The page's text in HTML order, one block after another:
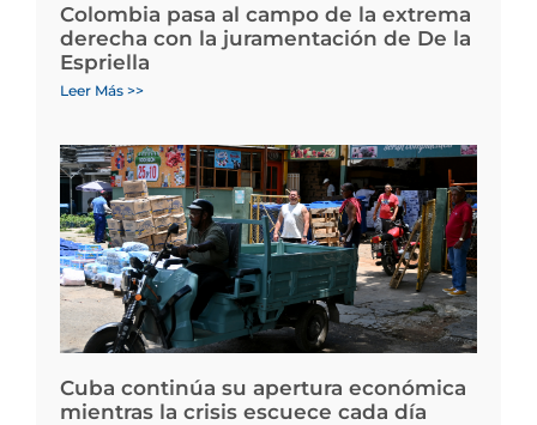
Colombia pasa al campo de la extrema
derecha con la juramentación de De la
Espriella
Leer Más >>
Cuba continúa su apertura económica
mientras la crisis escuece cada día